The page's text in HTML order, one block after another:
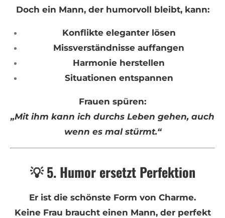
Doch ein Mann, der humorvoll bleibt, kann:
Konflikte eleganter lösen
Missverständnisse auffangen
Harmonie herstellen
Situationen entspannen
Frauen spüren:
„Mit ihm kann ich durchs Leben gehen, auch
wenn es mal stürmt.“
💡 5. Humor ersetzt Perfektion
Er ist die schönste Form von Charme.
Keine Frau braucht einen Mann, der perfekt